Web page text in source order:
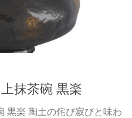
抹茶碗 黒楽
黒楽 陶土の侘び寂びと味わ